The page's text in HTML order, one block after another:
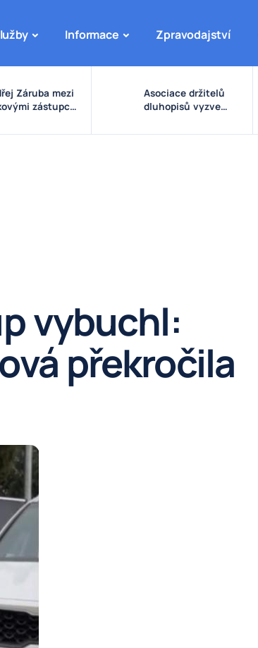
Informace Zpravodajství
Záruba mezi
zástupci:
eDO, fondu
Asociace držitelů
dluhopisů vyzve
pravidel pro emise a
vybuchl:
překročila